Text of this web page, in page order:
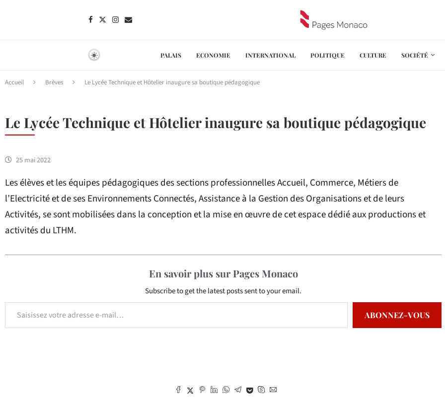
PALAIS ECONOMIE INTERNATIONAL POLITIQUE CULTURE SOCIÉTÉ
Accueil Brèves Le Lycée Technique et Hôtelier inaugure sa boutique pédagogique
Le Lycée Technique et Hôtelier inaugure sa boutique pédagogique
25 mai 2022
Les élèves et les équipes pédagogiques des sections professionnelles Accueil, Commerce, Métiers de
l’Electricité et de ses Environnements Connectés, Assistance à la Gestion des Organisations et de leurs
Activités, se sont mobilisées dans la conception et la mise en œuvre de cet espace dédié aux productions et
activités du LTHM.
En savoir plus sur Pages Monaco
Subscribe to get the latest posts sent to your email.
ABONNEZ-VOUS